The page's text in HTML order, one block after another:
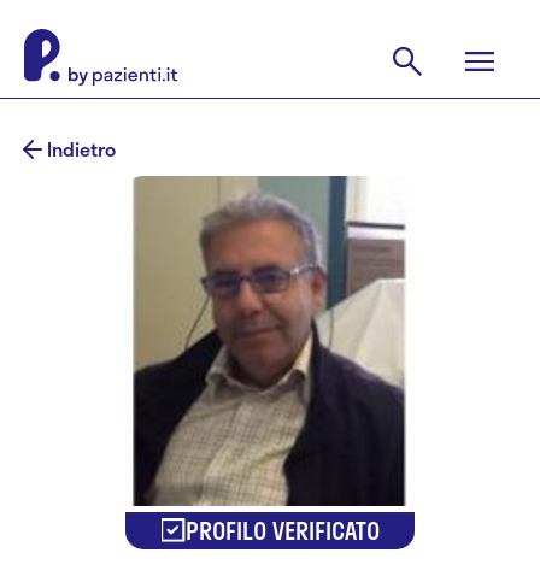
Indietro
PROFILO VERIFICATO